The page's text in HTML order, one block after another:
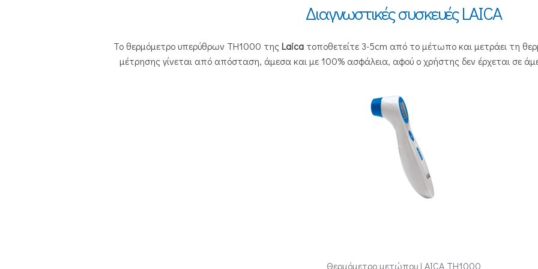
Διαγνωστικές συσκευές LAICA
Το θερμόμετρο υπερύθρων TH1000 τηςLaica τοποθετείτε 3-5cm από το μέτωπο και μετράει τη
μέτρησης γίνεται από απόσταση, άμεσα και με 100% ασφάλεια, αφού ο χρήστης δεν έρχεται σε
Θερμόμετρο μετώπου LAICA TH1000